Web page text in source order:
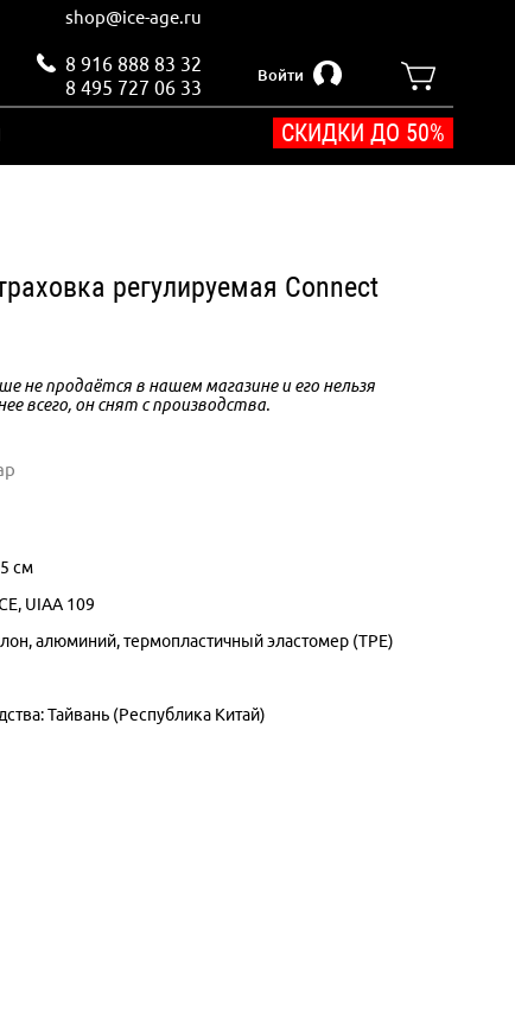
shop@ice-age.ru
8 916 888 83 32
8 495 727 06 33
Войти
СКИДКИ ДО 50%
регулируемая Connect
не продаётся в нашем магазине и его нельзя
всего, он снят с производства.
см
UIAA 109
алюминий, термопластичный эластомер (TPE)
Тайвань (Республика Китай)